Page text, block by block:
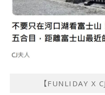
【FUNLIDAY X